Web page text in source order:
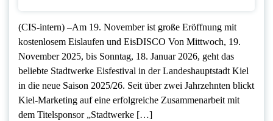
(CIS-intern) –Am 19. November ist große Eröffnung mit
kostenlosem Eislaufen und EisDISCO Von Mittwoch, 19.
November 2025, bis Sonntag, 18. Januar 2026, geht das
beliebte Stadtwerke Eisfestival in der Landeshauptstadt Kiel
in die neue Saison 2025/26. Seit über zwei Jahrzehnten blickt
Kiel-Marketing auf eine erfolgreiche Zusammenarbeit mit
dem Titelsponsor „Stadtwerke […]